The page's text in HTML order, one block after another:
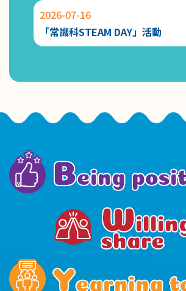
2026-07-16
「常識科STEAM DAY」活動
Being
W
share
Yearning